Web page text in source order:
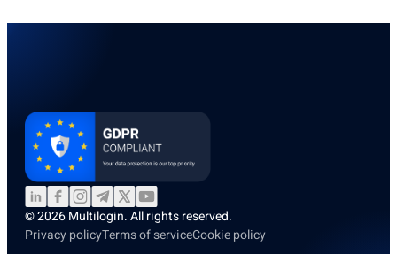
© 2026 Multilogin. All rights reserved.
Privacy policyTerms of serviceCookie policy